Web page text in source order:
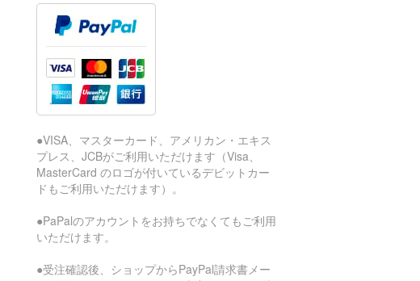
●VISA、マスターカード、アメリカン・エキス
プレス、JCBがご利用いただけます（Visa、
MasterCard のロゴが付いているデビットカー
ドもご利用いただけます）。
●PaPalのアカウントをお持ちでなくてもご利用
いただけます。
●受注確認後、ショップからPayPal請求書メー